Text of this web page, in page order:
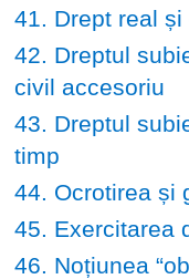
41. Drept real
42. Dreptul
civil accesoriu
43. Dreptul
timp
44. Ocrotirea și
45. Exercitarea
46. Noțiunea